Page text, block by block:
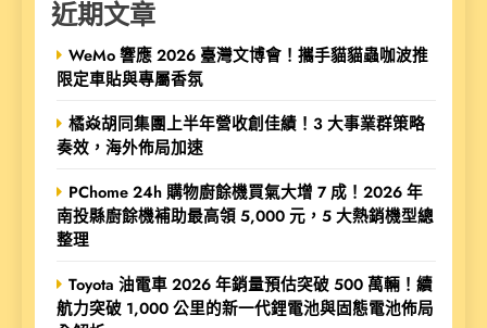
近期文章
WeMo 響應 2026 臺灣文博會！攜手貓貓蟲咖波推
限定車貼與專屬香氛
橘焱胡同集團上半年營收創佳績！3 大事業群策略
奏效，海外佈局加速
PChome 24h 購物廚餘機買氣大增 7 成！2026 年
南投縣廚餘機補助最高領 5,000 元，5 大熱銷機型總
整理
Toyota 油電車 2026 年銷量預估突破 500 萬輛！續
航力突破 1,000 公里的新一代鋰電池與固態電池佈局